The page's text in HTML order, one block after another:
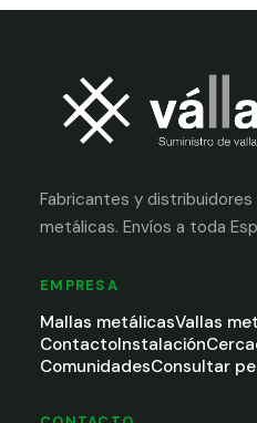
Fabricantes y distribuidores
metálicas. Envíos a toda
EMPRESA
Mallas metálicasVallas
ContactoInstalación
ComunidadesConsultar